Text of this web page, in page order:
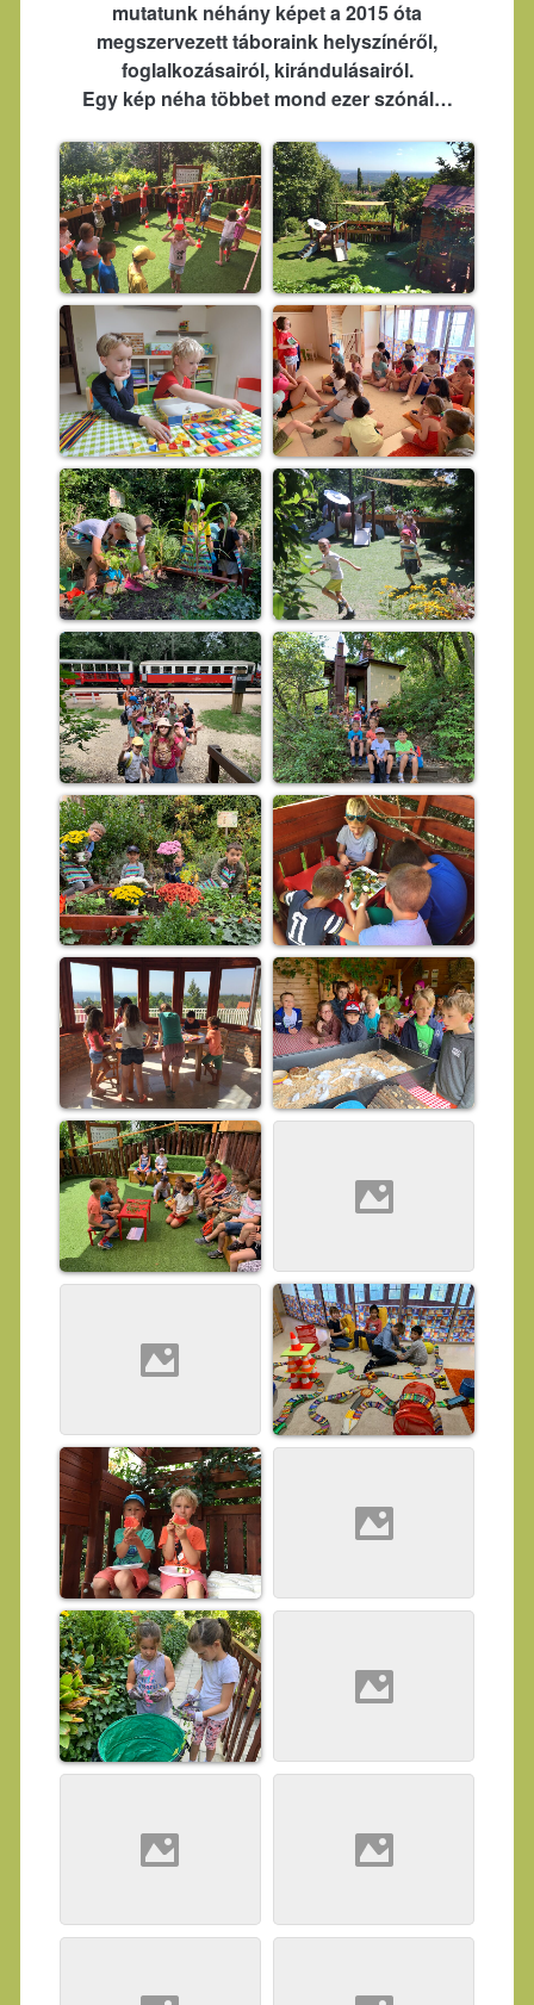
mutatunk néhány képet a 2015 óta
megszervezett táboraink helyszínéről,
foglalkozásairól, kirándulásairól.
Egy kép néha többet mond ezer szónál…